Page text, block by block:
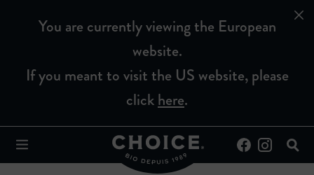
You are currently viewing the European
website.
If you meant to visit the US website, please
clickhere.